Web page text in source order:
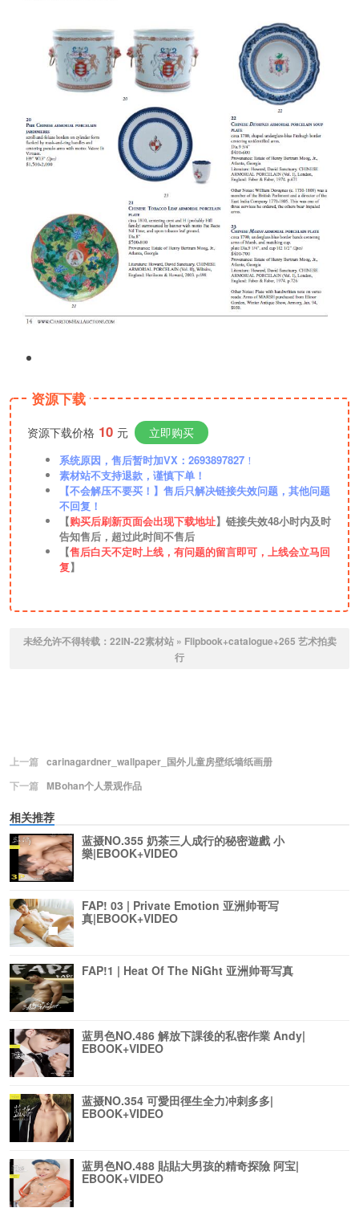
资源下载
资源下载价格 10 元 立即购买
系统原因，售后暂时加VX：2693897827 ！
素材站不支持退款，谨慎下单！
【不会解压不要买！】售后只解决链接失效问题，其他问题
不回复！
【购买后刷新页面会出现下载地址】链接失效48小时内及时
告知售后，超过此时间不售后
【售后白天不定时上线，有问题的留言即可，上线会立马回
复】
未经允许不得转载： 22IN-22素材站» Flipbook+catalogue+265 艺术拍卖
行
上一篇 carinagardner_wallpaper_国外儿童房壁纸墙纸画册
下一篇
MBohan个人景观作品
相关推荐
蓝摄NO.355 奶茶三人成行的秘密遊戲 小
樂|EBOOK+VIDEO
FAP! 03 | Private Emotion 亚洲帅哥写
真|EBOOK+VIDEO
FAP!1 | Heat Of The NiGht 亚洲帅哥写真
蓝男色NO.486 解放下課後的私密作業 Andy|
EBOOK+VIDEO
蓝摄NO.354 可愛田徑生全力冲刺多多|
EBOOK+VIDEO
蓝男色NO.488 貼貼大男孩的精奇探險 阿宝|
EBOOK+VIDEO